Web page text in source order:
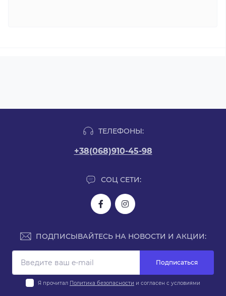
ТЕЛЕФОНЫ:
+38(068)910-45-98
СОЦ СЕТИ:
ПОДПИСЫВАЙТЕСЬ НА НОВОСТИ И АКЦИИ:
Подписаться
Я прочитал Политика безопасности и согласен с условиями